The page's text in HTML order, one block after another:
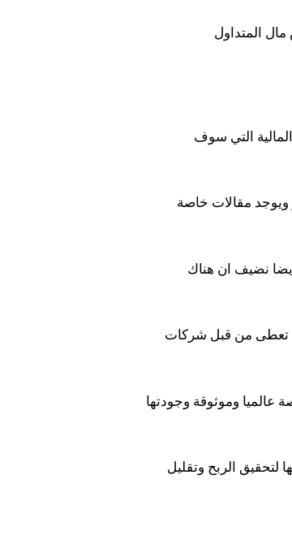
التي سوف
ويوجد مقالات خاصة
تعطى من قبل شركات